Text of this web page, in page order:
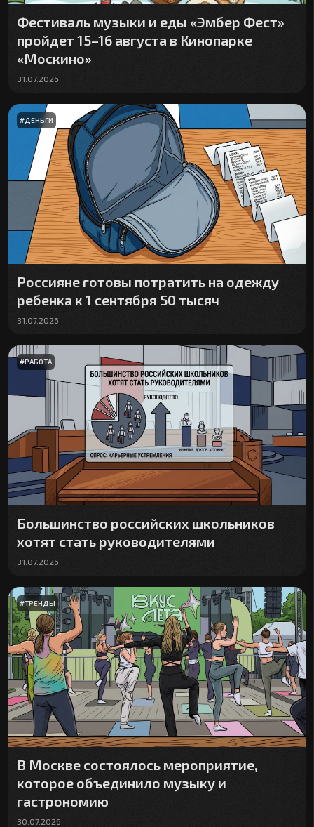
Фестиваль музыки и еды «Эмбер Фест»
пройдет 15–16 августа в Кинопарке
«Москино»
31.07.2026
#ДЕНЬГИ
Россияне готовы потратить на одежду
ребенка к 1 сентября 50 тысяч
31.07.2026
#РАБОТА
Большинство российских школьников
хотят стать руководителями
31.07.2026
#ТРЕНДЫ
В Москве состоялось мероприятие,
которое объединило музыку и
гастрономию
30.07.2026